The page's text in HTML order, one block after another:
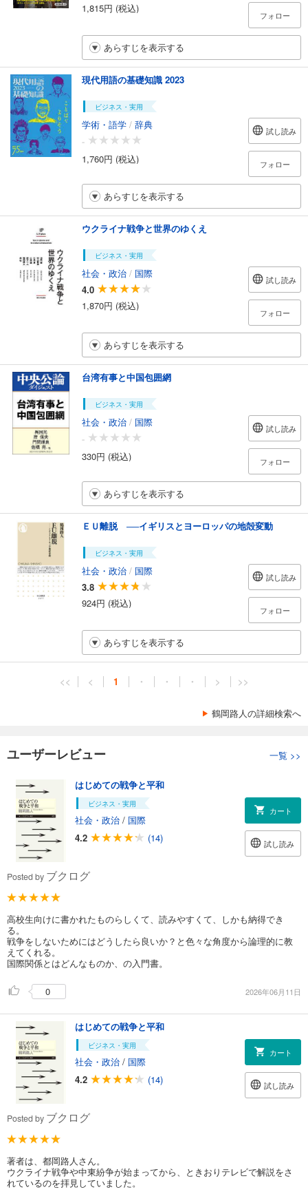
1,815円 (税込)
フォロー
あらすじを表示する
現代用語の基礎知識 2023
ビジネス・実用
学術・語学 / 辞典
-
1,760円 (税込)
試し読み
フォロー
あらすじを表示する
ウクライナ戦争と世界のゆくえ
ビジネス・実用
社会・政治 / 国際
4.0
1,870円 (税込)
試し読み
フォロー
あらすじを表示する
台湾有事と中国包囲網
ビジネス・実用
社会・政治 / 国際
-
330円 (税込)
試し読み
フォロー
あらすじを表示する
ＥＵ離脱 ──イギリスとヨーロッパの地殻変動
ビジネス・実用
社会・政治 / 国際
3.8
924円 (税込)
試し読み
フォロー
あらすじを表示する
<< < 1 ・ ・ ・ > >>
鶴岡路人の詳細検索へ
ユーザーレビュー 一覧 >>
はじめての戦争と平和
ビジネス・実用
社会・政治 / 国際
4.2
(14)
カート
試し読み
Posted by ブクログ
高校生向けに書かれたものらしくて、読みやすくて、しかも納得でき
る。
戦争をしないためにはどうしたら良いか？と色々な角度から論理的に教
えてくれる。
国際関係とはどんなものか、の入門書。
0 2026年06月11日
はじめての戦争と平和
ビジネス・実用
社会・政治 / 国際
4.2
(14)
カート
試し読み
Posted by ブクログ
著者は、都岡路人さん。
ウクライナ戦争や中東紛争が始まってから、ときおりテレビで解説をさ
れているのを拝見していました。